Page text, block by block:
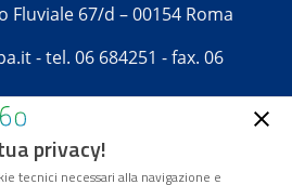
Fluviale 67/d – 00154 Roma
- tel. 06 684251 - fax. 06
telematica iscritta
del Tribunale di Roma -
privacy!
tecnici necessari alla navigazione e